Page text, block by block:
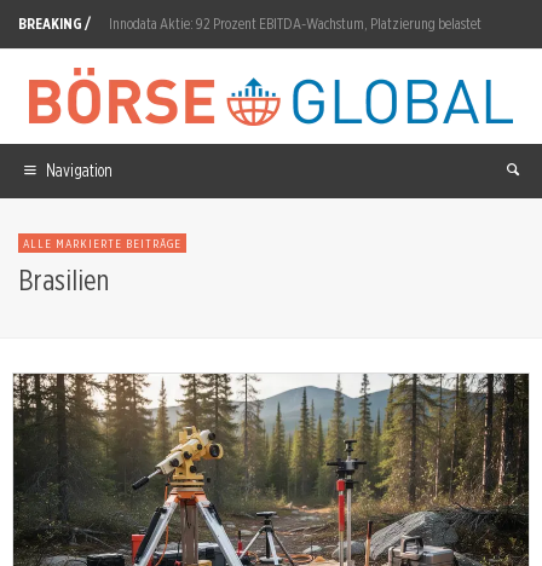
BREAKING / Innodata Aktie: 92 Prozent EBITDA-Wachstum, Platzierung belastet
SoftBank Group Aktie: Nettoergebnis fällt um 18 Prozent
Nestlé: Yfood-Übernahme abgeschlossen
XRP: Abflüsse treffen auf neue Nachfrage
Roche Aktie: Morgan Stanley hebt auf 410 CHF
Navigation
ALLE MARKIERTE BEITRÄGE
Brasilien